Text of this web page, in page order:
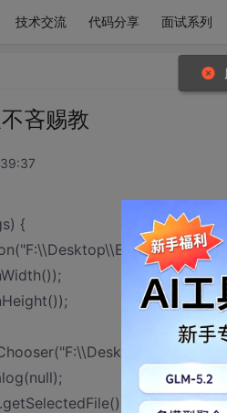
技术交流 代码分享 面试系列
吝赐教
{
图片